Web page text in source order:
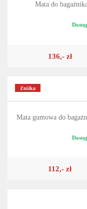
Mata do
136,- zł
Zniżka
Mata gumowa do
112,- zł